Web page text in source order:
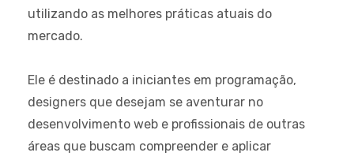
utilizando as melhores práticas atuais do
mercado.
Ele é destinado a iniciantes em programação,
designers que desejam se aventurar no
desenvolvimento web e profissionais de outras
áreas que buscam compreender e aplicar